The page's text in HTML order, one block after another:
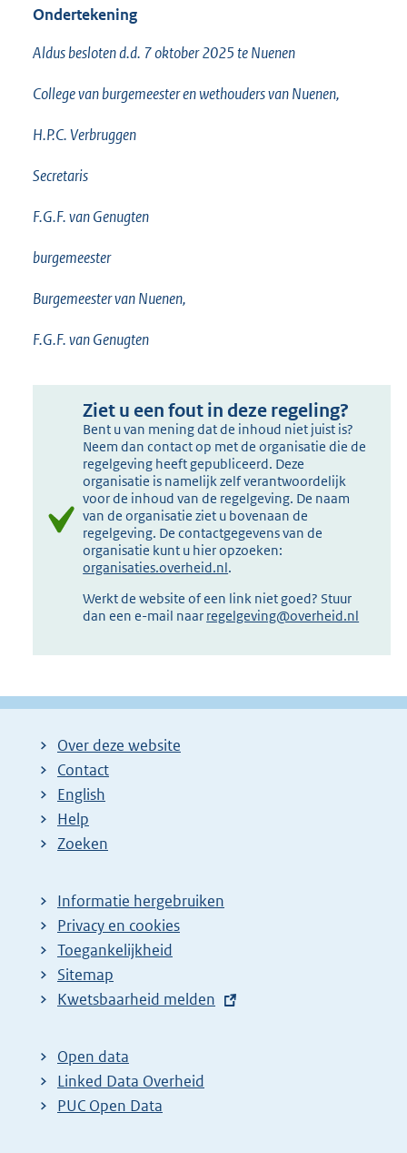
Ondertekening
Aldus besloten d.d. 7 oktober 2025 te Nuenen
College van burgemeester en wethouders van Nuenen,
H.P.C. Verbruggen
Secretaris
F.G.F. van Genugten
burgemeester
Burgemeester van Nuenen,
F.G.F. van Genugten
Ziet u een fout in deze regeling?
Bent u van mening dat de inhoud niet juist is?
Neem dan contact op met de organisatie die de
regelgeving heeft gepubliceerd. Deze
organisatie is namelijk zelf verantwoordelijk
voor de inhoud van de regelgeving. De naam
van de organisatie ziet u bovenaan de
regelgeving. De contactgegevens van de
organisatie kunt u hier opzoeken:
organisaties.overheid.nl.
Werkt de website of een link niet goed? Stuur
dan een e-mail naar regelgeving@overheid.nl
Over deze website
Contact
English
Help
Zoeken
Informatie hergebruiken
Privacy en cookies
Toegankelijkheid
Sitemap
E
t
e
r
Kwetsbaarheid melden
Open data
Linked Data Overheid
PUC Open Data